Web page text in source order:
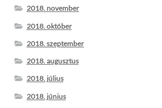
2018. november
2018. október
2018. szeptember
2018. augusztus
2018. július
2018. június